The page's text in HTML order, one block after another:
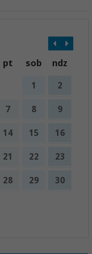
pt sob ndz
1 2
7 8 9
14 15 16
21 22 23
28 29 30